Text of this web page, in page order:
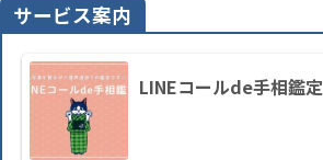
サービス案内
LINEコールde手相鑑定